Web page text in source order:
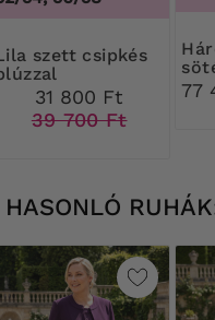
31 800 Ft
39 700 Ft
Háromrészes
77
HASONLÓ